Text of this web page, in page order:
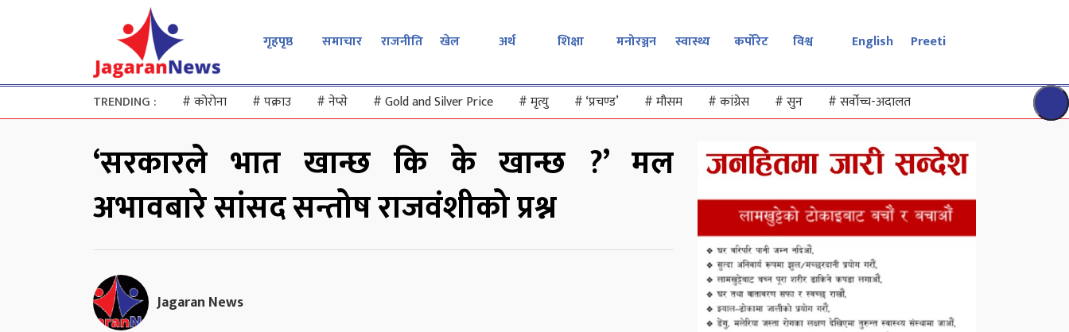
गृहपृष्ठ समाचार राजनीति खेल अर्थ शिक्षा मनोरञ्जन स्वास्थ्य कर्पोरेट विश्व English Preeti
TRENDING : #कोरोना #पक्राउ #नेप्से #Gold and Silver Price #मृत्यु #‘प्रचण्ड’ #मौसम #कांग्रेस #सुन #सर्वोच्च-अदालत
‘सरकारले भात खान्छ कि के खान्छ ?’ मल
अभावबारे सांसद सन्तोष राजवंशीको प्रश्न
Jagaran News